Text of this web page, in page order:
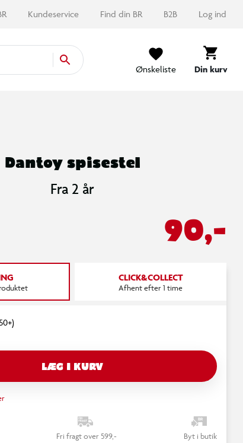
Kundeservice Find din BR B2B Log ind
Ønskeliste
Din kurv
Dantoy spisestel
Fra 2 år
90,-
CLICK&COLLECT
Afhent efter 1 time
LÆG I KURV
Fri fragt over 599,- Byt i butik